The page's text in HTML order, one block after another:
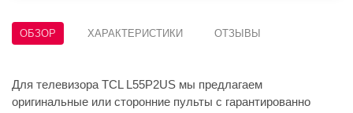
ОБЗОР ХАРАКТЕРИСТИКИ ОТЗЫВЫ
Для телевизора TCL L55P2US мы предлагаем
оригинальные или сторонние пульты с гарантированно